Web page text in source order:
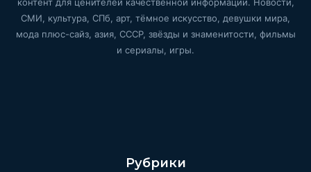
СМИ, культура, СПб, арт, тёмное искусство, девушки мира,
мода плюс-сайз, азия, СССР, звёзды и знаменитости, фильмы
и сериалы, игры.
Рубрики